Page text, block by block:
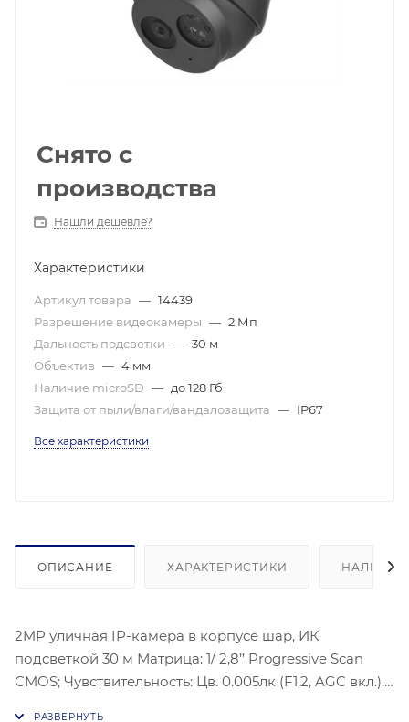
Снято с
производства
Нашли дешевле?
Характеристики
Артикул товара — 14439
Разрешение видеокамеры — 2 Мп
Дальность подсветки — 30 м
Объектив — 4 мм
Наличие microSD — до 128 Гб
Защита от пыли/влаги/вандалозащита — IP67
Все характеристики
ОПИСАНИЕ ХАРАКТЕРИСТИКИ НАЛИЧИЕ
2MP уличная IP-камера в корпусе шар, ИК
подсветкой 30 м Матрица: 1/ 2,8’’ Progressive Scan
CMOS; Чувствительность: Цв. 0.005лк (F1,2, AGC вкл.),